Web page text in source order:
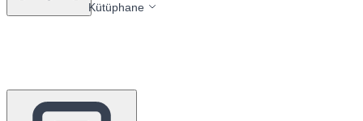
Kütüphane